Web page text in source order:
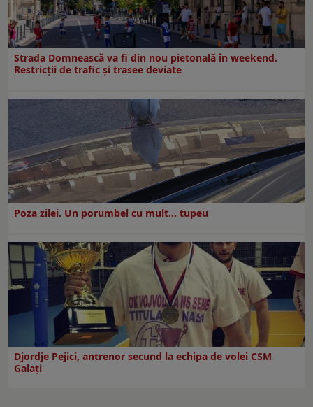
Strada Domnească va fi din nou pietonală în weekend.
Restricţii de trafic şi trasee deviate
Poza zilei. Un porumbel cu mult… tupeu
Djordje Pejici, antrenor secund la echipa de volei CSM
Galați